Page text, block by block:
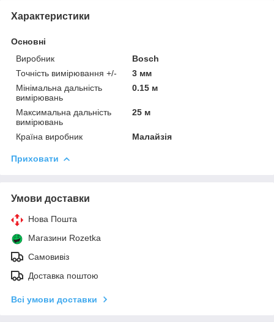
Характеристики
Основні
Виробник
Bosch
Точність вимірювання +/-
3 мм
Мінімальна дальність
вимірювань
0.15 м
Максимальна дальність
вимірювань
25 м
Країна виробник Малайзія
Приховати
Умови доставки
Нова Пошта
Магазини Rozetka
Самовивіз
Доставка поштою
Всі умови доставки